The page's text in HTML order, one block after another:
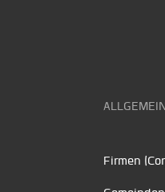
Firmen